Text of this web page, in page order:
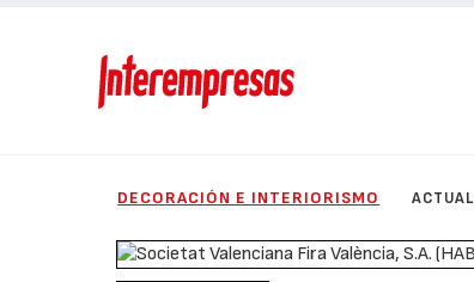
DECORACIÓN E INTERIORISMO